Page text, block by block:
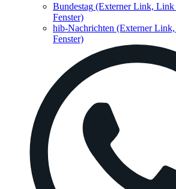
Bundestag (Externer Link, Link
Fenster)
hib-Nachrichten (Externer
Fenster)